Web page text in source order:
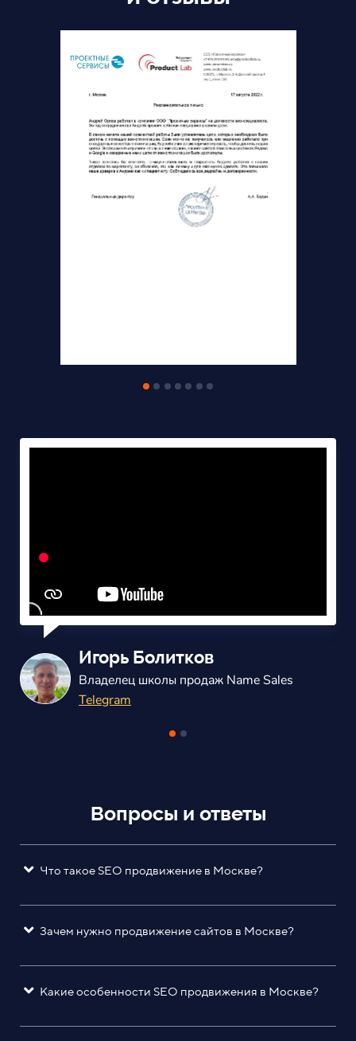
Игорь Болитков
Владелец школы продаж Name Sales
Telegram
Вопросы и ответы
Что такое SEO продвижение в Москве?
Зачем нужно продвижение сайтов в Москве?
Какие особенности SEO продвижения в Москве?